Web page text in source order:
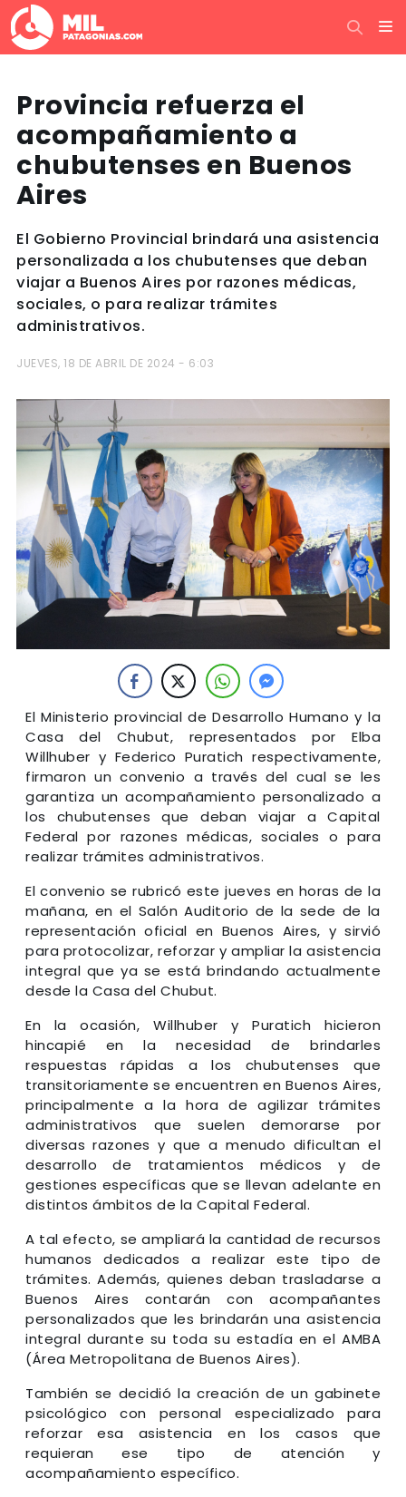
Provincia refuerza el
acompañamiento a
chubutenses en Buenos
Aires
El Gobierno Provincial brindará una asistencia
personalizada a los chubutenses que deban
viajar a Buenos Aires por razones médicas,
sociales, o para realizar trámites
administrativos.
JUEVES, 18 DE ABRIL DE 2024 - 6:03
El Ministerio provincial de Desarrollo Humano y la
Casa del Chubut, representados por Elba
Willhuber y Federico Puratich respectivamente,
firmaron un convenio a través del cual se les
garantiza un acompañamiento personalizado a
los chubutenses que deban viajar a Capital
Federal por razones médicas, sociales o para
realizar trámites administrativos.
El convenio se rubricó este jueves en horas de la
mañana, en el Salón Auditorio de la sede de la
representación oficial en Buenos Aires, y sirvió
para protocolizar, reforzar y ampliar la asistencia
integral que ya se está brindando actualmente
desde la Casa del Chubut.
En la ocasión, Willhuber y Puratich hicieron
hincapié en la necesidad de brindarles
respuestas rápidas a los chubutenses que
transitoriamente se encuentren en Buenos Aires,
principalmente a la hora de agilizar trámites
administrativos que suelen demorarse por
diversas razones y que a menudo dificultan el
desarrollo de tratamientos médicos y de
gestiones específicas que se llevan adelante en
distintos ámbitos de la Capital Federal.
A tal efecto, se ampliará la cantidad de recursos
humanos dedicados a realizar este tipo de
trámites. Además, quienes deban trasladarse a
Buenos Aires contarán con acompañantes
personalizados que les brindarán una asistencia
integral durante su toda su estadía en el AMBA
(Área Metropolitana de Buenos Aires).
También se decidió la creación de un gabinete
psicológico con personal especializado para
reforzar esa asistencia en los casos que
requieran ese tipo de atención y
acompañamiento específico.